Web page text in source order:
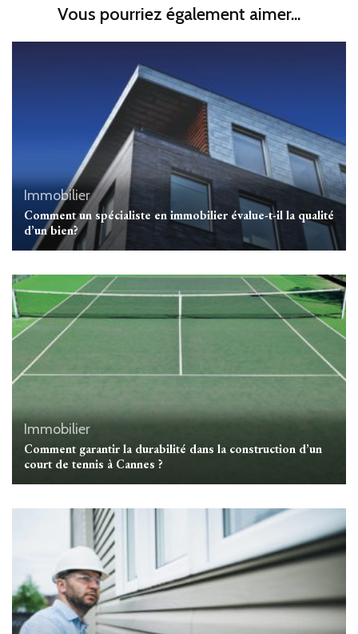
Vous pourriez également aimer...
Immobilier
Comment un spécialiste en immobilier évalue-t-il la qualité
d’un bien?
Immobilier
Comment garantir la durabilité dans la construction d’un
court de tennis à Cannes ?